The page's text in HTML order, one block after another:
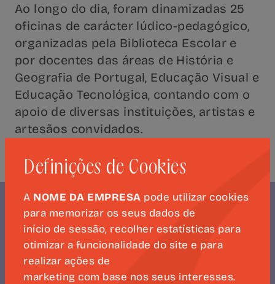
Ao longo do dia, foram dinamizadas 25
oficinas de carácter lúdico-pedagógico,
organizadas pela Biblioteca Escolar e
por docentes das áreas de História e
Geografia de Portugal, Educação Visual e
Educação Tecnológica, contando com o
apoio de diversas instituições, artistas e
artesãos convidados.
NEWSLETTER
CAMÕES 500
Definições de Cookies
A NOME DA EMPRESA pode utilizar cookies
para memorizar os seus dados de
início de sessão, recolher estatísticas para
otimizar a funcionalidade do site e para
realizar ações de
marketing com base nos seus interesses.